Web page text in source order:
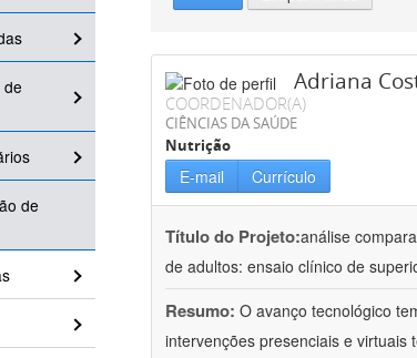
de
de
Adriana
COORDENADOR(A)
CIÊNCIAS DA SAÚDE
Nutrição
E-mail Currículo
Título do Projeto:análise
de adultos: ensaio clínico de
Resumo: O avanço tecnológico
intervenções presenciais e virtuais